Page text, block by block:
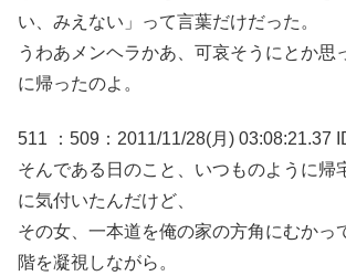
い、みえない」って言葉だけだった。
うわあメンヘラかあ、可哀そうにとか思
に帰ったのよ。
511 ：509：2011/11/28(月) 03:08:21.37
そんである日のこと、いつものように帰
に気付いたんだけど、
その女、一本道を俺の家の方角にむかっ
階を凝視しながら。